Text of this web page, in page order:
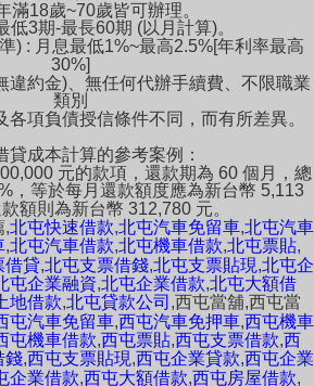
滿18歲~70歲皆可辦理。
低3期-最長60期 (以月計算)。
) : 月息最低1%~最高2.5%[年利率最高
30%]
違約金)、無任何代辦手續費、不限職業
類別
項負債授信條件不同，而有所差異。
貸成本計算的參考案例：
元的款項，還款期為 60 個月，總
，等於每月還款額度應為新台幣 5,113
額則為新台幣 312,780 元。
,北屯快速借款,北屯汽車免留車,北屯汽車
,北屯汽車借款,北屯機車借款,北屯票貼,
借貸,北屯支票借錢,北屯支票貼現,北屯企
屯企業融資,北屯企業借款,北屯大額借
地借款,北屯貸款公司 ,西屯當舖,西屯當
屯汽車免留車,西屯汽車免押車,西屯機車
屯機車借款,西屯票貼,西屯支票借款,西
錢,西屯支票貼現,西屯企業貸款,西屯企業
企業借款,西屯大額借款,西屯房屋借款,